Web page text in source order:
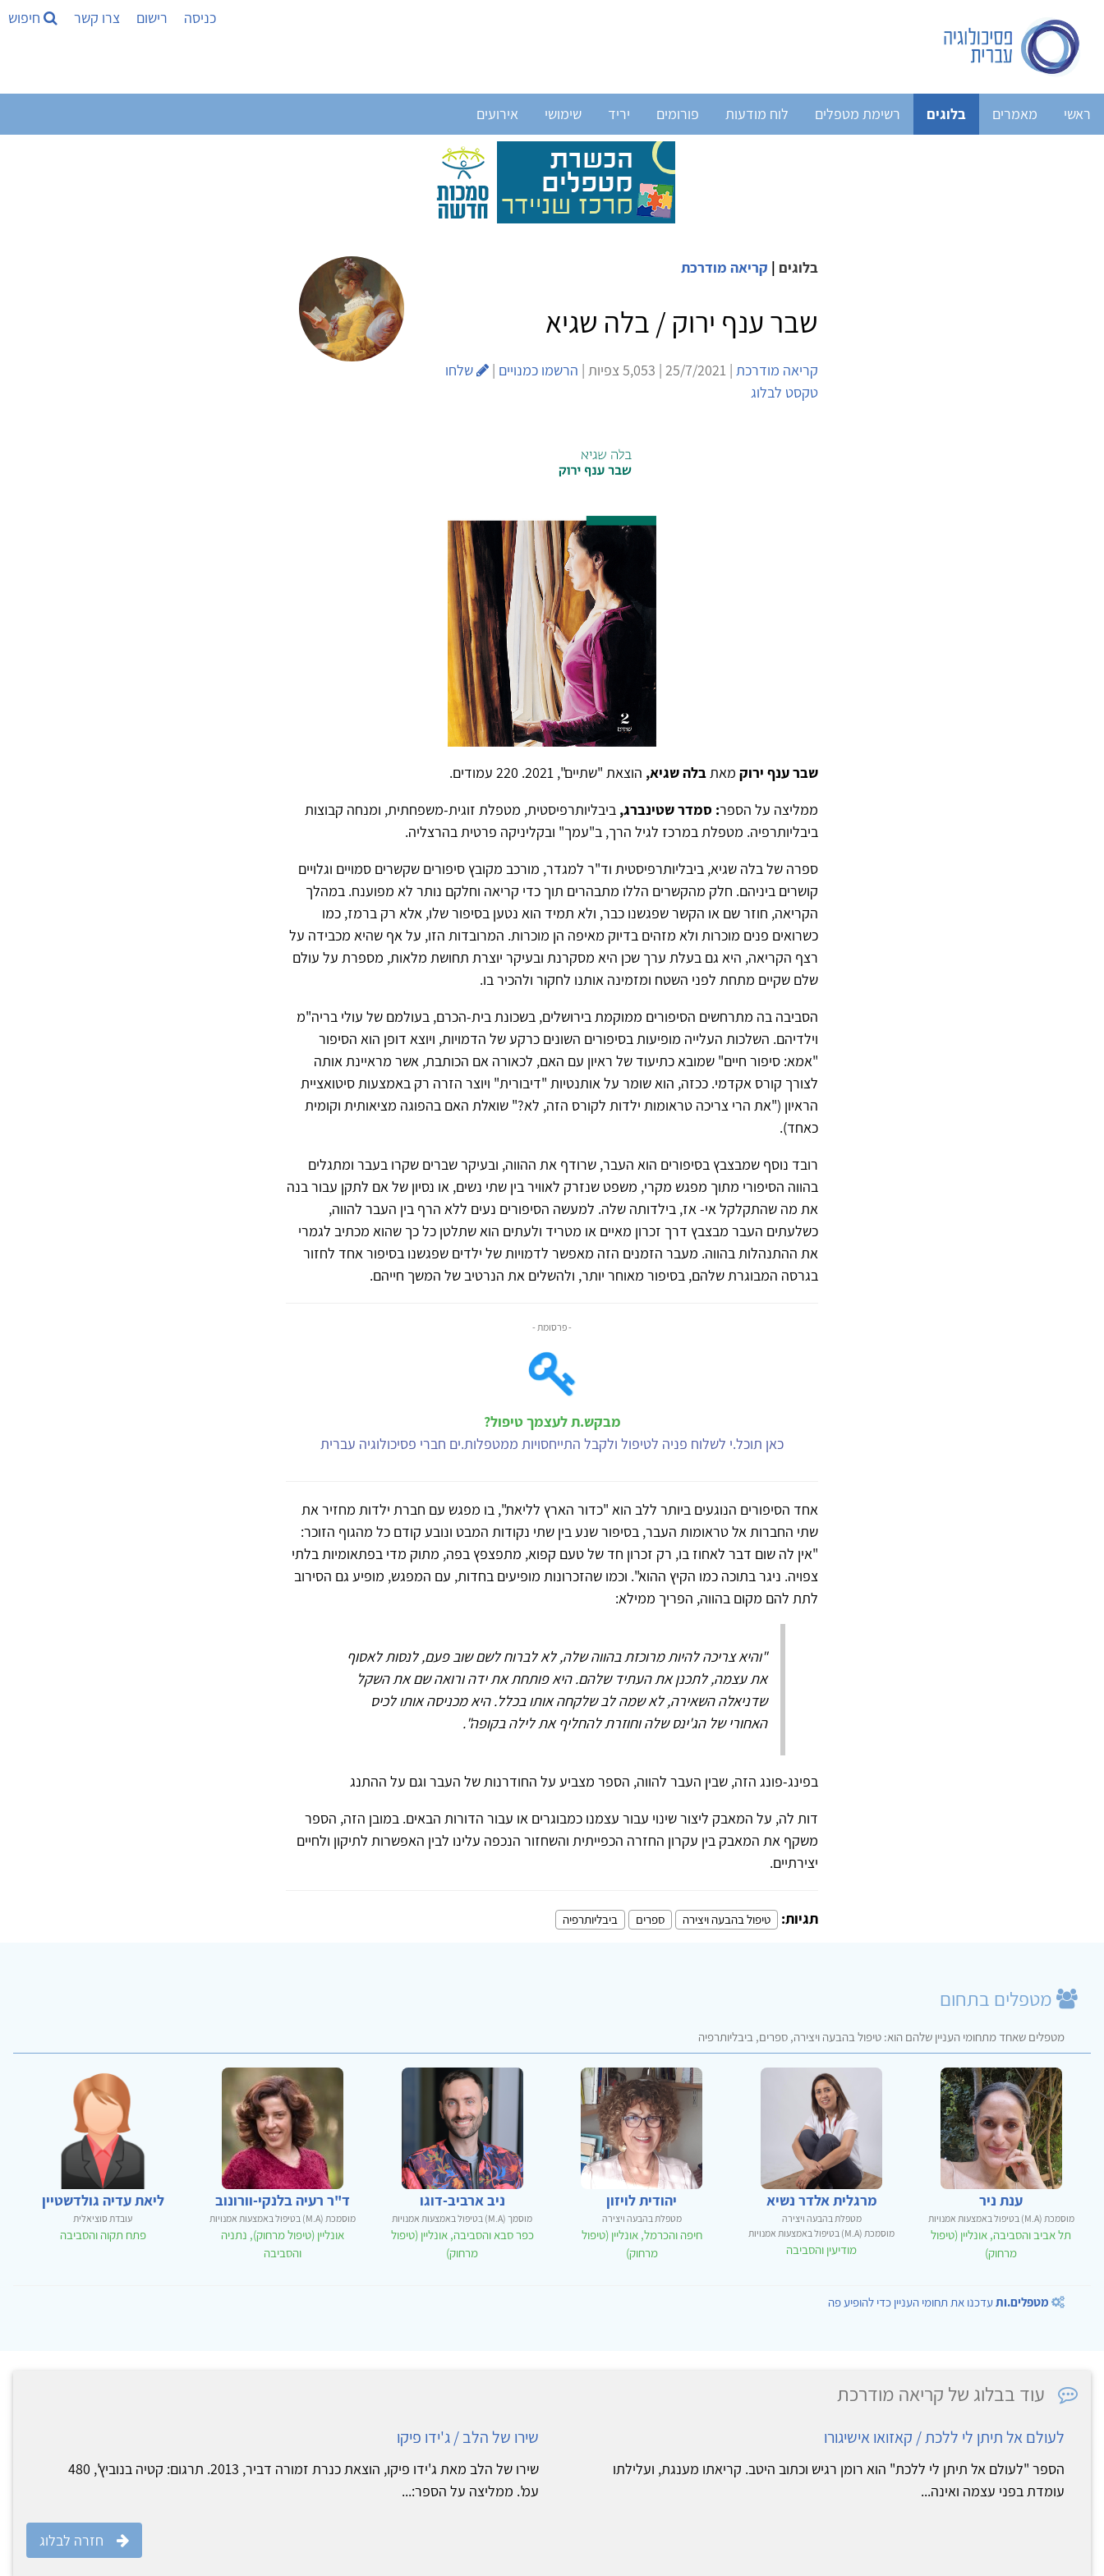
כניסה רישום צרו קשר חיפוש
ראשי מאמרים בלוגים רשימת מטפלים לוח מודעות פורומים יריד שימושי אירועים
בלוגים | קריאה מודרכת
שבר ענף ירוק / בלה שגיא
קריאה מודרכת | 25/7/2021 | 5,053 צפיות | הרשמו כמנויים |
שלחו
טקסט לבלוג
שבר ענף ירוק מאתבלה שגיא, הוצאת "שתיים", 2021. 220 עמודים.
ממליצה על הספר: סמדר שטינברג, ביבליותרפיסטית, מטפלת זוגית-משפחתית, ומנחה קבוצות
ביבליותרפיה. מטפלת במרכז לגיל הרך, ב"עמך" ובקליניקה פרטית בהרצליה.
ספרה של בלה שגיא, ביבליותרפיסטית וד"ר למגדר, מורכב מקובץ סיפורים שקשרים סמויים וגלויים
קושרים ביניהם. חלק מהקשרים הללו מתבהרים תוך כדי קריאה וחלקם נותר לא מפוענח. במהלך
הקריאה, חוזר שם או הקשר שפגשנו כבר, ולא תמיד הוא נטען בסיפור שלו, אלא רק ברמז, כמו
כשרואים פנים מוכרות ולא מזהים בדיוק מאיפה הן מוכרות. המרובדות הזו, על אף שהיא מכבידה על
רצף הקריאה, היא גם בעלת ערך שכן היא מסקרנת ובעיקר יוצרת תחושת מלאות, מספרת על עולם
שלם שקיים מתחת לפני השטח ומזמינה אותנו לחקור ולהכיר בו.
הסביבה בה מתרחשים הסיפורים ממוקמת בירושלים, בשכונת בית-הכרם, בעולמם של עולי בריה"מ
וילדיהם. השלכות העלייה מופיעות בסיפורים השונים כרקע של הדמויות, ויוצא דופן הוא הסיפור
"אמא: סיפור חיים" שמובא כתיעוד של ראיון עם האם, לכאורה אם הכותבת, אשר מראיינת אותה
לצורך קורס אקדמי. ככזה, הוא שומר על אותנטיות "דיבורית" ויוצר הזרה רק באמצעות סיטואציית
הראיון ("את הרי צריכה טראומות ילדות לקורס הזה, לא?" שואלת האם בהפוגה מציאותית וקומית
כאחד).
רובד נוסף שמבצבץ בסיפורים הוא העבר, שרודף את ההווה, ובעיקר שברים שקרו בעבר ומתגלים
בהווה הסיפורי מתוך מפגש מקרי, משפט שנזרק לאוויר בין שתי נשים, או נסיון של אם לתקן עבור בנה
את מה שהתקלקל אי- אז, בילדותה שלה. למעשה הסיפורים נעים ללא הרף בין העבר להווה,
כשלעתים העבר מבצבץ דרך זכרון מאיים או מטריד ולעתים הוא שתלטן כל כך שהוא מכתיב לגמרי
את ההתנהלות בהווה. מעבר הזמנים הזה מאפשר לדמויות של ילדים שפגשנו בסיפור אחד לחזור
בגרסה המבוגרת שלהם, בסיפור מאוחר יותר, ולהשלים את הנרטיב של המשך חייהם.
- פרסומת -
מבקש.ת לעצמך טיפול?
כאן תוכל.י לשלוח פניה לטיפול ולקבל התייחסויות ממטפלות.ים חברי פסיכולוגיה עברית
אחד הסיפורים הנוגעים ביותר ללב הוא "כדור הארץ לליאת", בו מפגש עם חברת ילדות מחזיר את
שתי החברות אל טראומות העבר, בסיפור שנע בין שתי נקודות המבט ונובע קודם כל מהגוף הזוכר:
"אין לה שום דבר לאחוז בו, רק זכרון חד של טעם קפוא, מתפצפץ בפה, מתוק מדי בפתאומיות בלתי
צפויה. ניגר בתוכה כמו הקיץ ההוא". וכמו שהזכרונות מופיעים בחדות, עם המפגש, מופיע גם הסירוב
לתת להם מקום בהווה, הפריך ממילא:
"והיא צריכה להיות מרוכזת בהווה שלה, לא לברוח לשם שוב פעם, לנסות לאסוף
את עצמה, לתכנן את העתיד שלהם. היא פותחת את ידה ורואה שם את השקל
שדניאלה השאירה, לא שמה לב שלקחה אותו בכלל. היא מכניסה אותו לכיס
האחורי של הג'ינס שלה וחוזרת להחליף את לילה בקופה".
בפינג-פונג הזה, שבין העבר להווה, הספר מצביע על החודרנות של העבר וגם על ההתנג
דות לה, על המאבק ליצור שינוי עבור עצמנו כמבוגרים או עבור הדורות הבאים. במובן הזה, הספר
משקף את המאבק בין עקרון החזרה הכפייתית והשחזור הנכפה עלינו לבין האפשרות לתיקון ולחיים
יצירתיים.
תגיות: טיפול בהבעה ויצירה ספרים ביבליותרפיה
מטפלים בתחום
מטפלים שאחד מתחומי העניין שלהם הוא: טיפול בהבעה ויצירה, ספרים, ביבליותרפיה
ענת ניר
מוסמכת (M.A) בטיפול באמצעות אמנויות
תל אביב והסביבה, אונליין (טיפול
מרחוק)
מרגלית אלדר נשיא
מטפלת בהבעה ויצירה
מוסמכת (M.A) בטיפול באמצעות אמנויות
מודיעין והסביבה
יהודית לויזון
מטפלת בהבעה ויצירה
חיפה והכרמל, אונליין (טיפול
מרחוק)
ניב ארביב-דוגו
מוסמך (M.A) בטיפול באמצעות אמנויות
כפר סבא והסביבה, אונליין (טיפול
מרחוק)
ד"ר רעיה בלנקי-וורונוב
מוסמכת (M.A) בטיפול באמצעות אמנויות
אונליין (טיפול מרחוק), נתניה
והסביבה
ליאת עדיה גולדשטיין
עובדת סוציאלית
פתח תקוה והסביבה
מטפלים.ותעדכנו את תחומי העניין כדי להופיע פה
עוד בבלוג של קריאה מודרכת
לעולם אל תיתן לי ללכת / קאזואו אישיגורו
הספר "לעולם אל תיתן לי ללכת" הוא רומן רגיש וכתוב היטב. קריאתו מענגת, ועלילתו
עומדת בפני עצמה ואינה...
שירו של הלב / ג'ידו פיקו
שירו של הלב מאת ג'ידו פיקו, הוצאת כנרת זמורה דביר, 2013. תרגום: קטיה בנוביץ', 480
עמ'. ממליצה על הספר:...
חזרה לבלוג